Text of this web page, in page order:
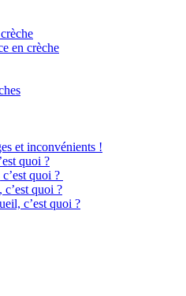
en crèche
et inconvénients !
quoi ?
quoi ?
c’est quoi ?
c’est quoi ?